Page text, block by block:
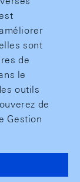
sont
de
le
outils
de
Gestion